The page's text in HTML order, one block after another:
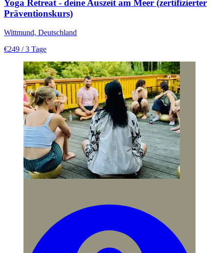
Yoga Retreat - deine Auszeit am Meer (zertifizierter
Präventionskurs)
Wittmund, Deutschland
€249 / 3 Tage